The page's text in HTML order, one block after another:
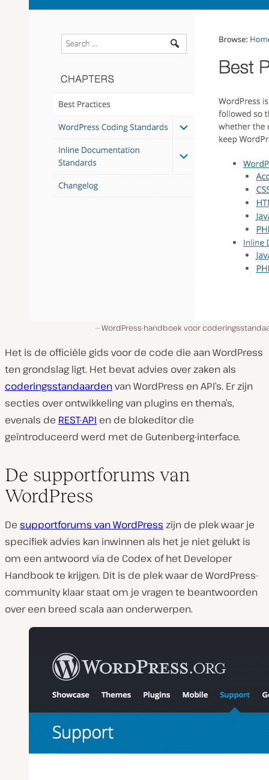
WordPress-handboek voor
Het is de officiële gids voor de code die aan WordPress
ten grondslag ligt. Het bevat advies over zaken als
coderingsstandaardenvan WordPress en API’s. Er zijn
secties over ontwikkeling van plugins en thema’s,
evenals de REST-API en de blokeditor die
geïntroduceerd werd met de Gutenberg-interface.
De supportforums van
WordPress
De supportforums van WordPress zijn de plek waar je
specifiek advies kan inwinnen als het je niet gelukt is
om een antwoord via de Codex of het Developer
Handbook te krijgen. Dit is de plek waar de WordPress-
community klaar staat om je vragen te beantwoorden
over een breed scala aan onderwerpen.